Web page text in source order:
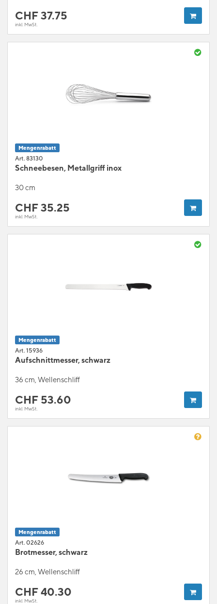
CHF37.75
inkl. MwSt.
Mengenrabatt
Art. 83130
Schneebesen, Metallgriff inox
30 cm
CHF35.25
inkl. MwSt.
Mengenrabatt
Art. 15936
Aufschnittmesser, schwarz
36 cm, Wellenschliff
CHF 53.60
inkl. MwSt.
Mengenrabatt
Art. 02626
Brotmesser, schwarz
26 cm, Wellenschliff
CHF40.30
inkl. MwSt.